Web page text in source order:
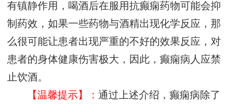
有镇静作用，喝酒后在服用抗癫痫药物可能会抑
制药效，如果一些药物与酒精出现化学反应，那
么很可能让患者出现严重的不好的效果反应，对
患者的身体健康伤害极大，因此，癫痫病人应禁
止饮酒。
【温馨提示】：通过上述介绍，癫痫病除了